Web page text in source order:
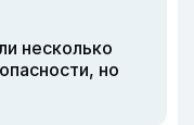
несколько
но